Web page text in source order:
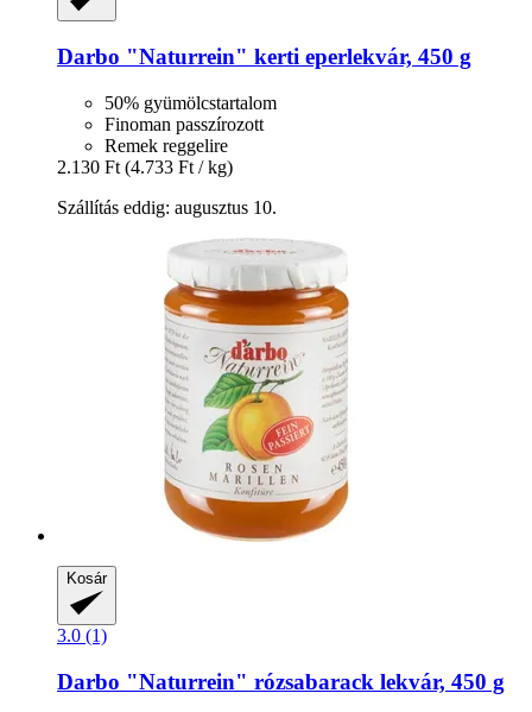
Darbo "Naturrein" kerti eperlekvár, 450 g
50% gyümölcstartalom
Finoman passzírozott
Remek reggelire
2.130 Ft (4.733 Ft / kg)
Szállítás eddig: augusztus 10.
Kosár
3.0 (1)
Darbo "Naturrein" rózsabarack lekvár, 450 g